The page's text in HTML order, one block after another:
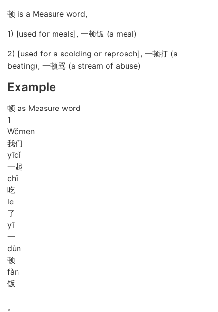
顿 is a Measure word,
1) [used for meals], 一顿饭 (a meal)
2) [used for a scolding or reproach], 一顿打 (a
beating), 一顿骂 (a stream of abuse)
Example
顿 as Measure word
1
Wǒmen
我们
yīqǐ
一起
chī
吃
le
了
yī
一
dùn
顿
fàn
饭
。